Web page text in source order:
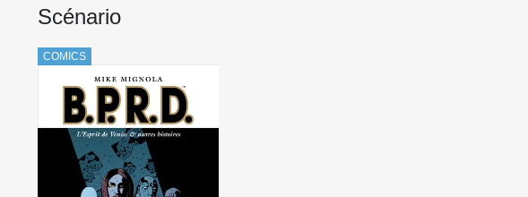
Scénario
COMICS